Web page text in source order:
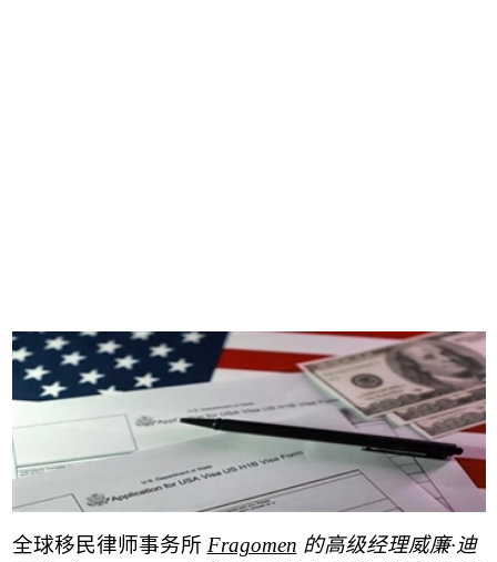
全球移民律师事务所 Fragomen 的高级经理威廉·迪